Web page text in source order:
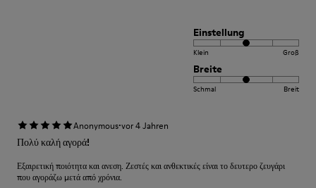
Einstellung
Klein Groß
Breite
Schmal Breit
Anonymous·vor 4 Jahren
Πολύ καλή αγορά!
Εξαιρετική ποιότητα και ανεση. Ζεστές και ανθεκτικές είναι το δευτερο ζευγάρι
που αγοράζω μετά από χρόνια.